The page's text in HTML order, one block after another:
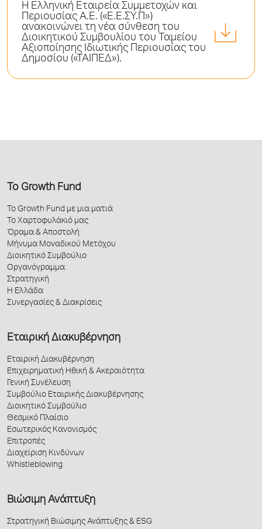
Η Ελληνική Εταιρεία Συμμετοχών και
Περιουσίας Α.Ε. («Ε.Ε.ΣΥ.Π»)
ανακοινώνει τη νέα σύνθεση του
Διοικητικού Συμβουλίου του Ταμείου
Αξιοποίησης Ιδιωτικής Περιουσίας του
Δημοσίου («ΤΑΙΠΕΔ»).
Το Growth Fund
Το Growth Fund με μια ματιά
Το Χαρτοφυλάκιό μας
Όραμα & Αποστολή
Μήνυμα Μοναδικού Μετόχου
Διοικητικό Συμβούλιο
Οργανόγραμμα
Στρατηγική
Η Ελλάδα
Συνεργασίες & Διακρίσεις
Εταιρική Διακυβέρνηση
Εταιρική Διακυβέρνηση
Επιχειρηματική Ηθική & Ακεραιότητα
Γενική Συνέλευση
Συμβούλιο Εταιρικής Διακυβέρνησης
Διοικητικό Συμβούλιο
Θεσμικό Πλαίσιο
Εσωτερικός Κανονισμός
Επιτροπές
Διαχείριση Κινδύνων
Whistleblowing
Βιώσιμη Ανάπτυξη
Στρατηγική Βιώσιμης Ανάπτυξης & ESG